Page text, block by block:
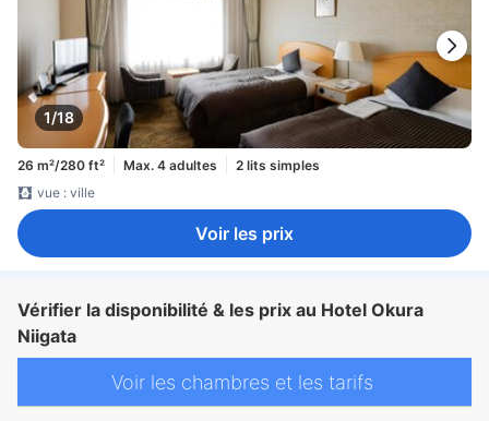
1/18
26 m²/280 ft² Max. 4 adultes
2 lits simples
vue : ville
Voir les prix
Vérifier la disponibilité & les prix au Hotel Okura
Niigata
Voir les chambres et les tarifs